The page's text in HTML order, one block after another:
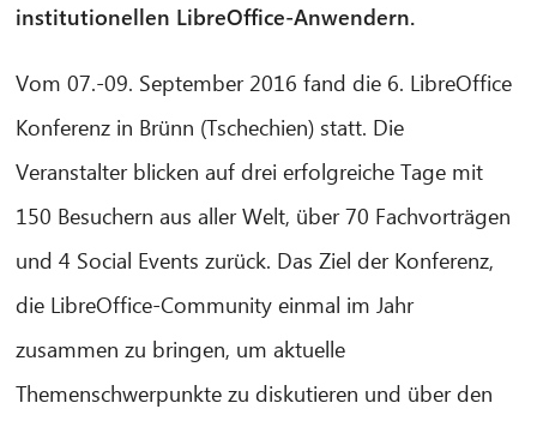
institutionellen LibreOffice-Anwendern.
Vom 07.-09. September 2016 fand die 6. LibreOffice
Konferenz in Brünn (Tschechien) statt. Die
Veranstalter blicken auf drei erfolgreiche Tage mit
150 Besuchern aus aller Welt, über 70 Fachvorträgen
und 4 Social Events zurück. Das Ziel der Konferenz,
die LibreOffice-Community einmal im Jahr
zusammen zu bringen, um aktuelle
Themenschwerpunkte zu diskutieren und über den